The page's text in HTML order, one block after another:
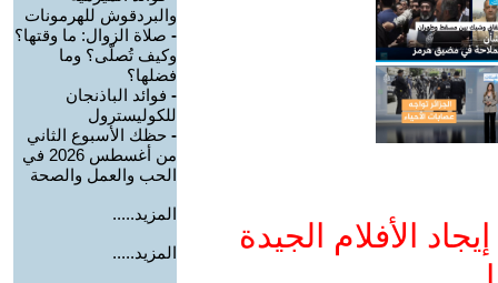
الأفلام الجيدة
والبردقوش للهرمونات
- صلاة الزوال: ما وقتها؟
وكيف تُصلّى؟ وما
فضلها؟
- فوائد الباذنجان
للكوليسترول
- حظك الأسبوع الثاني
من أغسطس 2026 في
الحب والعمل والصحة
المزيد.....
المزيد.....